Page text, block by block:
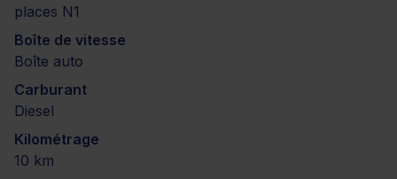
places N1
Boîte de vitesse
Boîte auto
Carburant
Diesel
Kilométrage
10 km